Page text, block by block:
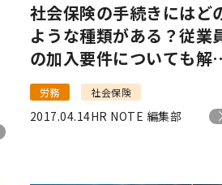
社会保険の手続きにはど
ような種類がある？従業
の加入要件についても解
説！
労務 社会保険
2017.04.14HR NOTE 編集部